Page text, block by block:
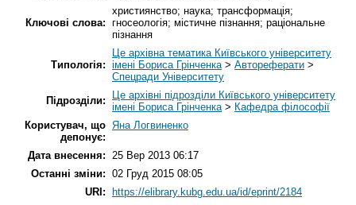
Ключові слова:
християнство; наука; трансформація;
гносеологія; містичне пізнання; раціональне
пізнання
Типологія:
Це архівна тематика Київського університету
імені Бориса Грінченка> Автореферати >
Спецради Університету
Підрозділи:
Це архівні підрозділи Київського університету
імені Бориса Грінченка> Кафедра філософії
Користувач, що
депонує:
Яна Логвиненко
Дата внесення: 25 Вер 2013 06:17
Останні зміни: 02 Груд 2015 08:05
URI:
https://elibrary.kubg.edu.ua/id/eprint/2184